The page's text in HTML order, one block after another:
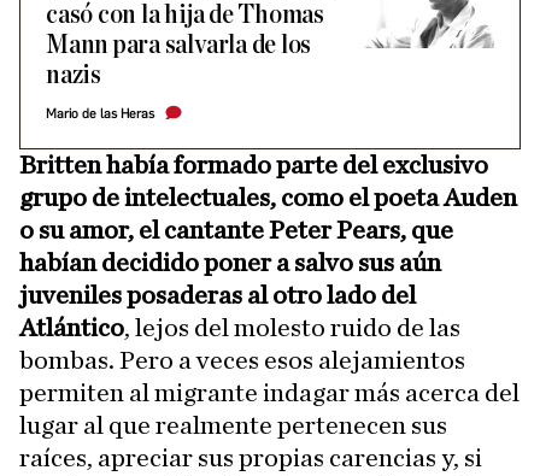
casó con la hija de Thomas
Mann para salvarla de los
nazis
Mario de las Heras
Britten había formado parte del exclusivo
grupo de intelectuales, como el poeta Auden
o su amor, el cantante Peter Pears, que
habían decidido poner a salvo sus aún
juveniles posaderas al otro lado del
Atlántico, lejos del molesto ruido de las
bombas. Pero a veces esos alejamientos
permiten al migrante indagar más acerca del
lugar al que realmente pertenecen sus
raíces, apreciar sus propias carencias y, si